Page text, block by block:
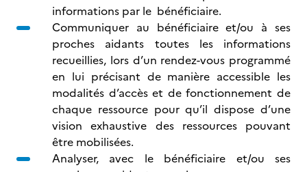
informations par le bénéficiaire.
Communiquer au bénéficiaire et/ou à ses
proches aidants toutes les informations
recueillies, lors d’un rendez-vous programmé
en lui précisant de manière accessible les
modalités d’accès et de fonctionnement de
chaque ressource pour qu’il dispose d’une
vision exhaustive des ressources pouvant
être mobilisées.
Analyser, avec le bénéficiaire et/ou ses